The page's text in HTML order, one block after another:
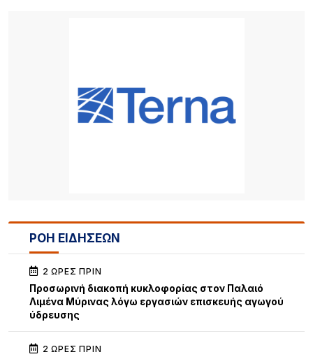
ΡΟΗ ΕΙΔΗΣΕΩΝ
2 ΏΡΕΣ ΠΡΙΝ
Προσωρινή διακοπή κυκλοφορίας στον Παλαιό
Λιμένα Μύρινας λόγω εργασιών επισκευής αγωγού
ύδρευσης
2 ΏΡΕΣ ΠΡΙΝ